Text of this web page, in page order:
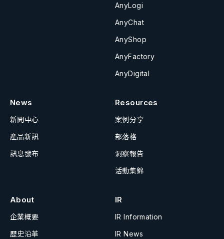
AnyLogi
AnyChat
AnyShop
AnyFactory
AnyDigital
News
新聞中心
產品新訊
訊息發布
Resources
案例分享
部落格
洞察報告
活動集錦
About
企業概要
歷史沿革
IR
IR Information
IR News